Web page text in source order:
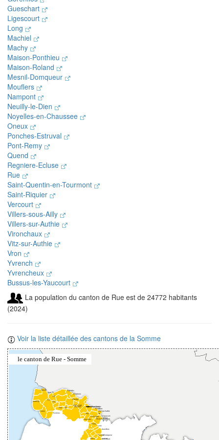
Gueschart
Ligescourt
Long
Machiel
Machy
Maison-Ponthieu
Maison-Roland
Mesnil-Domqueur
Mouflers
Nampont
Neuilly-le-Dien
Noyelles-en-Chaussee
Oneux
Ponches-Estruval
Pont-Remy
Quend
Regniere-Ecluse
Rue
Saint-Quentin-en-Tourmont
Saint-Riquier
Vercourt
Villers-sous-Ailly
Villers-sur-Authie
Vironchaux
Vitz-sur-Authie
Vron
Yvrench
Yvrencheux
Bussus-les-Yaucourt
La population du canton de Rue est de 24772 habitants
(2024)
Voir la liste détaillée des cantons de la Somme